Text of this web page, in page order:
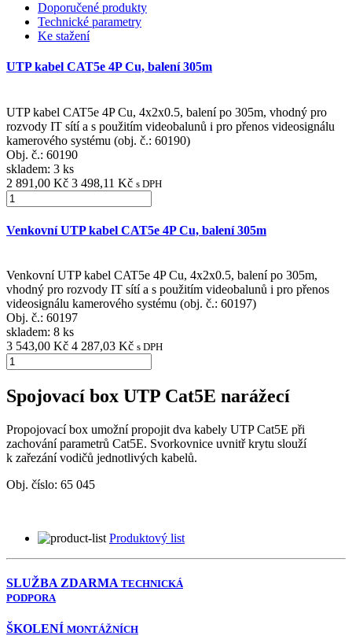
Doporučené produkty
Technické parametry
Ke stažení
UTP kabel CAT5e 4P Cu, balení 305m
UTP kabel CAT5e 4P Cu, 4x2x0.5, balení po 305m, vhodný pro
rozvody IT sítí a s použitím videobalunů i pro přenos videosignálu
kamerového systému (obj. č.: 60190)
Obj. č.: 60190
skladem: 3 ks
2 891,00 Kč 3 498,11 Kč s DPH
Venkovní UTP kabel CAT5e 4P Cu, balení 305m
Venkovní UTP kabel CAT5e 4P Cu, 4x2x0.5, balení po 305m,
vhodný pro rozvody IT sítí a s použitím videobalunů i pro přenos
videosignálu kamerového systému (obj. č.: 60197)
Obj. č.: 60197
skladem: 8 ks
3 543,00 Kč 4 287,03 Kč s DPH
Spojovací box UTP Cat5E narážecí
Propojovací box umožní propojit dva kabely UTP Cat5E při
zachování parametrů Cat5E. Svorkovnice uvnitř krytu slouží
k zařezání vodičů jednotlivých kabelů.
Obj. číslo: 65 045
Produktový list
SLUŽBA ZDARMA TECHNICKÁ
PODPORA
ŠKOLENÍ MONTÁŽNÍCH